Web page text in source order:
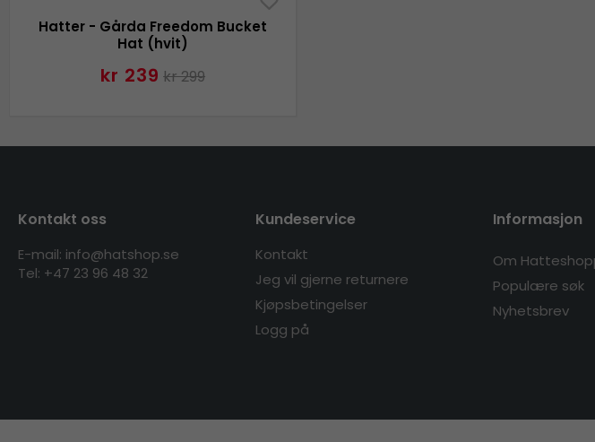
Hatter - Gårda Freedom Bucket
Hat (hvit)
kr 239 kr 299
Kontakt oss
E-mail: info@hatshop.se
Tel: +47 23 96 48 32
Kundeservice
Kontakt
Jeg vil gjerne returnere
Kjøpsbetingelser
Logg på
Informasjon
Om
Populære søk
Nyhetsbrev